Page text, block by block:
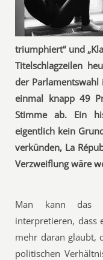
triumphiert“ und
Titelschlagzeilen
der Parlamentswahl
einmal knapp 49
Stimme ab. Ein
eigentlich kein
verkünden, La
Verzweiflung wäre
Man kann das
interpretieren, dass
mehr daran glaubt,
politischen